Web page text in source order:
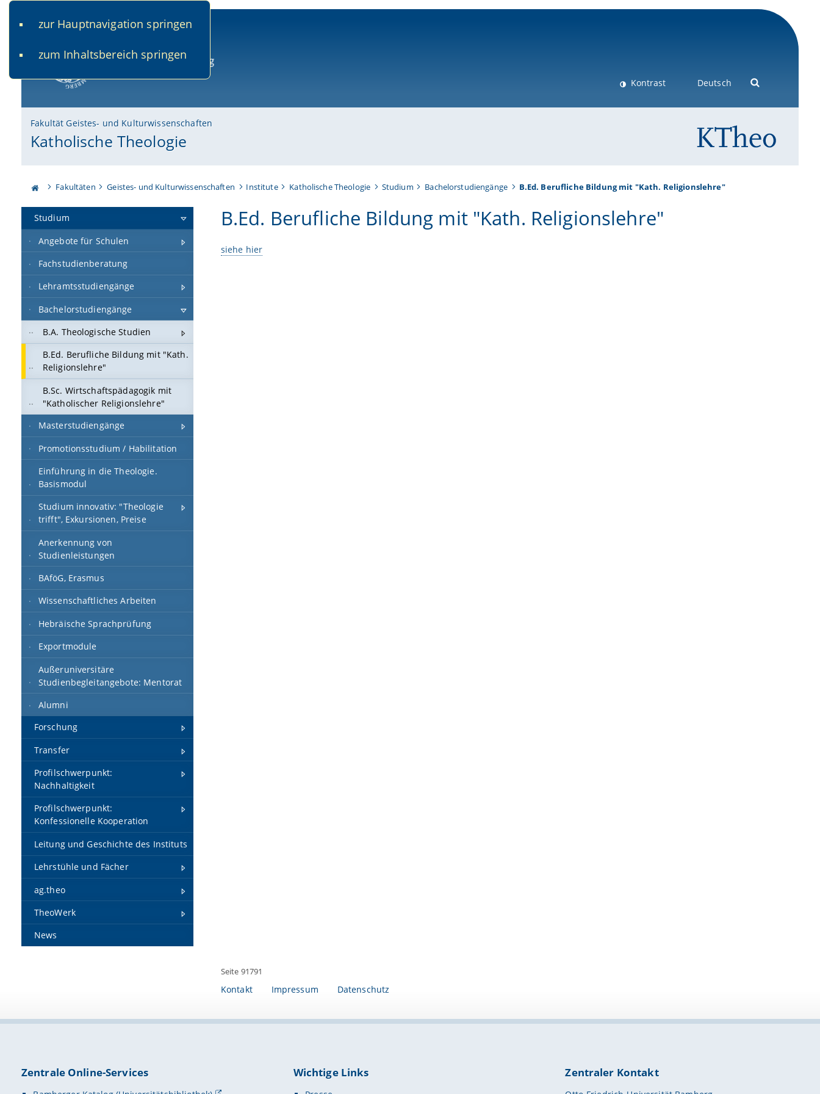
zur Hauptnavigation springen
zum Inhaltsbereich springen
Kontrast Deutsch
Fakultät Geistes- und Kulturwissenschaften
Katholische Theologie
Fakultäten Geistes- und Kulturwissenschaften Institute Katholische Theologie Studium Bachelorstudiengänge B.Ed. Berufliche Bildung mit "Kath. Religionslehre"
Studium
Angebote für Schulen
Fachstudienberatung
Lehramtsstudiengänge
Bachelorstudiengänge
B.A. Theologische Studien
B.Ed. Berufliche Bildung mit "Kath.
Religionslehre"
B.Sc. Wirtschaftspädagogik mit
"Katholischer Religionslehre"
Masterstudiengänge
Promotionsstudium / Habilitation
Einführung in die Theologie.
Basismodul
Studium innovativ: "Theologie
trifft", Exkursionen, Preise
Anerkennung von
Studienleistungen
BAföG, Erasmus
Wissenschaftliches Arbeiten
Hebräische Sprachprüfung
Exportmodule
Außeruniversitäre
Studienbegleitangebote: Mentorat
Alumni
Forschung
Transfer
Profilschwerpunkt:
Nachhaltigkeit
Profilschwerpunkt:
Konfessionelle Kooperation
Leitung und Geschichte des Instituts
Lehrstühle und Fächer
ag.theo
TheoWerk
News
B.Ed. Berufliche Bildung mit "Kath. Religionslehre"
siehe hier
Seite 91791
Kontakt Impressum Datenschutz
Zentrale Online-Services Wichtige Links Zentraler Kontakt